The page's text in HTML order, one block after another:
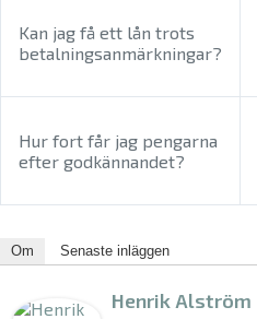
Kan jag få ett lån trots
betalningsanmärkningar?
Hur fort får jag pengarna
efter godkännandet?
Om Senaste inläggen
Henrik Alström